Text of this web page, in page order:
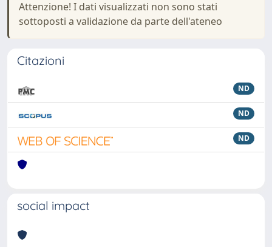
Attenzione! I dati visualizzati non sono stati
sottoposti a validazione da parte dell'ateneo
Citazioni
ND
ND
ND
social impact